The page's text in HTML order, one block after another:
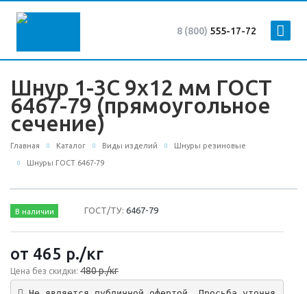
8 (800) 555-17-72
Шнур 1-3С 9х12 мм ГОСТ
6467-79 (прямоугольное
сечение)
Главная Каталог Виды изделий Шнуры резиновые
Шнуры ГОСТ 6467-79
В наличии ГОСТ/ТУ:6467-79
от 465 р./кг
Цена без скидки: 480 р./кг